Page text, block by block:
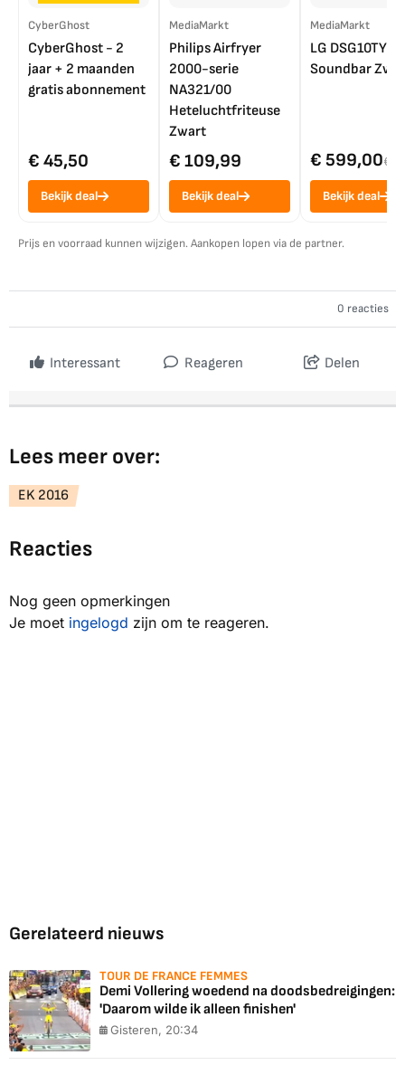
CyberGhost
CyberGhost - 2
jaar + 2 maanden
gratis abonnement
€ 45,50
Bekijk deal
MediaMarkt
Philips Airfryer
2000-serie
NA321/00
Heteluchtfriteuse
Zwart
€ 109,99
Bekijk deal
MediaMarkt
LG DSG10TY
Soundbar
€ 599,00€
Bekijk deal
Prijs en voorraad kunnen wijzigen. Aankopen lopen via de partner.
0 reacties
Interessant Reageren Delen
Lees meer over:
EK 2016
Reacties
Nog geen opmerkingen
Je moet ingelogd zijn om te reageren.
Gerelateerd nieuws
TOUR DE FRANCE FEMMES
Demi Vollering woedend na doodsbedreigingen:
'Daarom wilde ik alleen finishen'
Gisteren, 20:34